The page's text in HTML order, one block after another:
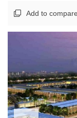
Add to compare